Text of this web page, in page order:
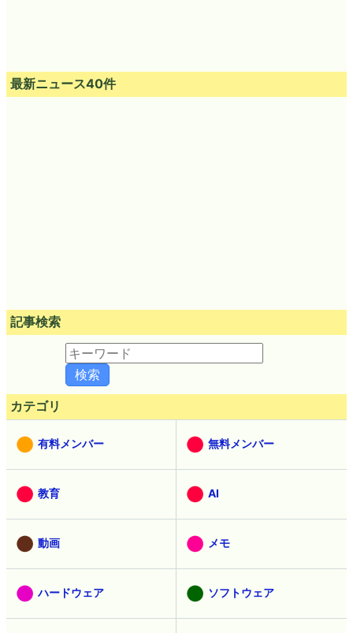
最新ニュース40件
記事検索
カテゴリ
有料メンバー 無料メンバー
教育 AI
動画 メモ
ハードウェア ソフトウェア